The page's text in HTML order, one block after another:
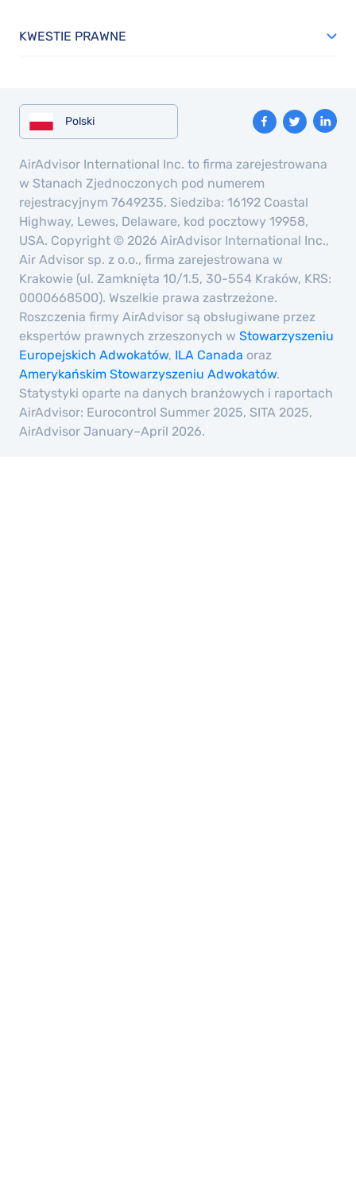
KWESTIE PRAWNE
Polski
AirAdvisor International Inc. to firma zarejestrowana
w Stanach Zjednoczonych pod numerem
rejestracyjnym 7649235. Siedziba: 16192 Coastal
Highway, Lewes, Delaware, kod pocztowy 19958,
USA. Copyright © 2026 AirAdvisor International Inc.,
Air Advisor sp. z o.o., firma zarejestrowana w
Krakowie (ul. Zamknięta 10/1.5, 30-554 Kraków, KRS:
0000668500). Wszelkie prawa zastrzeżone.
Roszczenia firmy AirAdvisor są obsługiwane przez
ekspertów prawnych zrzeszonych w Stowarzyszeniu
Europejskich Adwokatów, ILA Canada oraz
Amerykańskim Stowarzyszeniu Adwokatów.
Statystyki oparte na danych branżowych i raportach
AirAdvisor: Eurocontrol Summer 2025, SITA 2025,
AirAdvisor January–April 2026.